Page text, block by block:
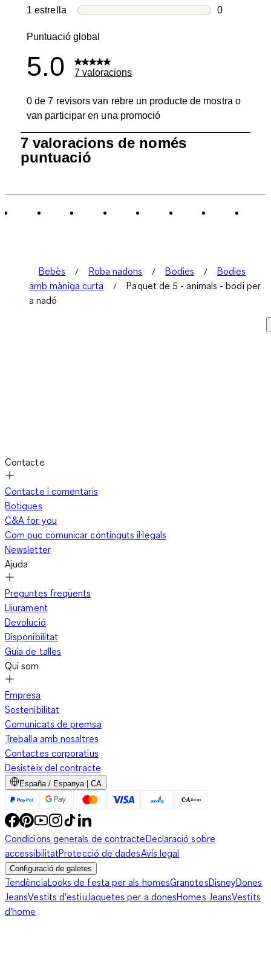
0
1 estrellaestrelles
0
Puntuació global
5.0 7 valoracions
0 de 7 revisors van rebre un producte de mostra o
van participar en una promoció
7
Valoracions.
7 valoracions de només
puntuació
Bebès Roba nadons Bodies
Bodies
amb màniga curta
Paquet de 5 - animals - bodi per
a nadó
Contacte
Contacte i comentaris
Botigues
C&A for you
Com puc comunicar continguts il·legals
Newsletter
Ajuda
Preguntes freqüents
Lliurament
Devolució
Disponibilitat
Guia de talles
Qui som
Empresa
Sostenibilitat
Comunicats de premsa
Treballa amb nosaltres
Contactes corporatius
Desisteix del contracte
España / Espanya | CA
Condicions generals de contracteDeclaració sobre
accessibilitatProtecció de dadesAvís legal
Configuració de galetes
TendènciaLooks de festa per als homesGranotesDisneyDones
JeansVestits d'estiuJaquetes per a donesHomes JeansVestits
d'home